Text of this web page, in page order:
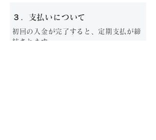
３．支払いについて
初回の入金が完了すると、定期支払が締
結されます。